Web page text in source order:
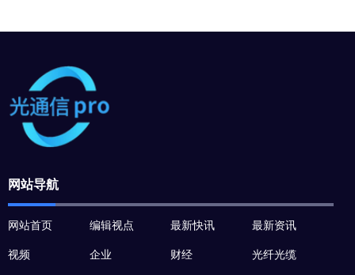
网站导航
网站首页 编辑视点 最新快讯 最新资讯
视频 企业 财经 光纤光缆